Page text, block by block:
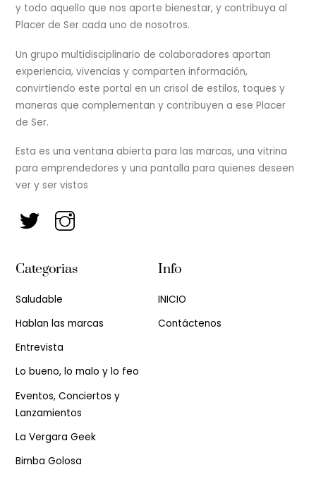
y todo aquello que nos aporte bienestar, y contribuya al
Placer de Ser cada uno de nosotros.
Un grupo multidisciplinario de colaboradores aportan
experiencia, vivencias y comparten información,
convirtiendo este portal en un crisol de estilos, toques y
maneras que complementan y contribuyen a ese Placer
de Ser.
Esta es una ventana abierta para las marcas, una vitrina
para emprendedores y una pantalla para quienes deseen
ver y ser vistos
Categorias
Saludable
Hablan las marcas
Entrevista
Lo bueno, lo malo y lo feo
Eventos, Conciertos y
Lanzamientos
La Vergara Geek
Bimba Golosa
Info
INICIO
Contáctenos